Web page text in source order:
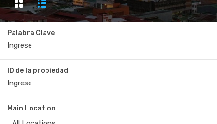
Palabra Clave
ID de la propiedad
Main Location